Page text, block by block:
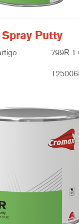
Spray Putty
799R